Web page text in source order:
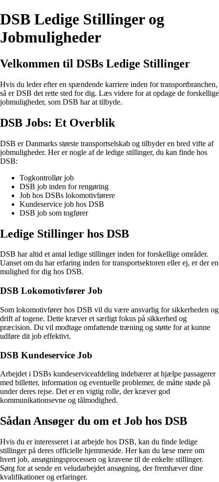
DSB Ledige Stillinger og
Jobmuligheder
Velkommen til DSBs Ledige Stillinger
Hvis du leder efter en spændende karriere inden for transportbranchen,
så er DSB det rette sted for dig. Læs videre for at opdage de forskellige
jobmuligheder, som DSB har at tilbyde.
DSB Jobs: Et Overblik
DSB er Danmarks største transportselskab og tilbyder en bred vifte af
jobmuligheder. Her er nogle af de ledige stillinger, du kan finde hos
DSB:
Togkontrollør job
DSB job inden for rengøring
Job hos DSBs lokomotivførere
Kundeservice job hos DSB
DSB job som togfører
Ledige Stillinger hos DSB
DSB har altid et antal ledige stillinger inden for forskellige områder.
Uanset om du har erfaring inden for transportsektoren eller ej, er der en
mulighed for dig hos DSB.
DSB Lokomotivfører Job
Som lokomotivfører hos DSB vil du være ansvarlig for sikkerheden og
drift af togene. Dette kræver et særligt fokus på sikkerhed og
præcision. Du vil modtage omfattende træning og støtte for at kunne
udføre dit job effektivt.
DSB Kundeservice Job
Arbejdet i DSBs kundeserviceafdeling indebærer at hjælpe passagerer
med billetter, information og eventuelle problemer, de måtte støde på
under deres rejse. Det er en vigtig rolle, der kræver god
kommunikationsevne og tålmodighed.
Sådan Ansøger du om et Job hos DSB
Hvis du er interesseret i at arbejde hos DSB, kan du finde ledige
stillinger på deres officielle hjemmeside. Her kan du læse mere om
hvert job, ansøgningsprocessen og kravene til de enkelte stillinger.
Sørg for at sende en veludarbejdet ansøgning, der fremhæver dine
kvalifikationer og erfaringer.